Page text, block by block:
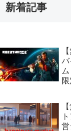
新着記事
バ
営